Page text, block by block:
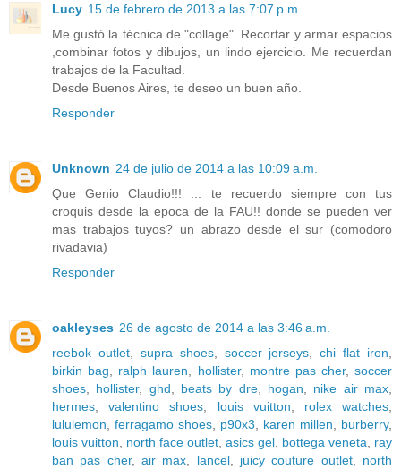
Lucy 15 de febrero de 2013 a las 7:07 p.m.
Me gustó la técnica de "collage". Recortar y armar espacios
,combinar fotos y dibujos, un lindo ejercicio. Me recuerdan
trabajos de la Facultad.
Desde Buenos Aires, te deseo un buen año.
Responder
Unknown 24 de julio de 2014 a las 10:09 a.m.
Que Genio Claudio!!! ... te recuerdo siempre con tus
croquis desde la epoca de la FAU!! donde se pueden ver
mas trabajos tuyos? un abrazo desde el sur (comodoro
rivadavia)
Responder
oakleyses 26 de agosto de 2014 a las 3:46 a.m.
reebok outlet, supra shoes, soccer jerseys ,chi flat iron
birkin bag
ralph lauren hollister, montre pas cher, soccer
shoes
hollister, ghd beats by dre, hogan nike air max
hermes ,valentino shoes louis vuitton rolex watches
lululemon
ferragamo shoes p90x3 karen millen burberry,
louis vuitton
north face outlet asics gel bottega veneta
ray
ban pas cher,air max lancel, juicy couture outlet, north